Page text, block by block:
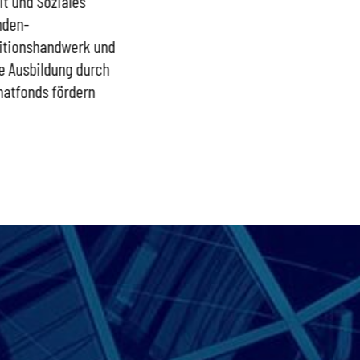
und
Ausbildung durch
fördern